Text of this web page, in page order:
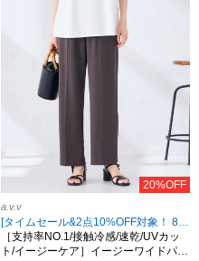
20%OFF
a.v.v
[タイムセール&2点10%OFF対象！ 8/18 8:59まで]
［支持率NO.1/接触冷感/速乾/UVカッ
ト/イージーケア］イージーワイドパ…